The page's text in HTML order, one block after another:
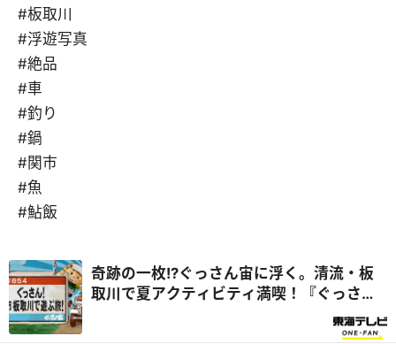
#板取川
#浮遊写真
#絶品
#車
#釣り
#鍋
#関市
#魚
#鮎飯
奇跡の一枚!?ぐっさん宙に浮く。清流・板
取川で夏アクティビティ満喫！『ぐっさん